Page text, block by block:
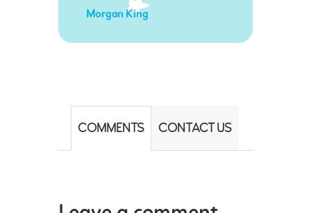
Morgan King
COMMENTS CONTACT US